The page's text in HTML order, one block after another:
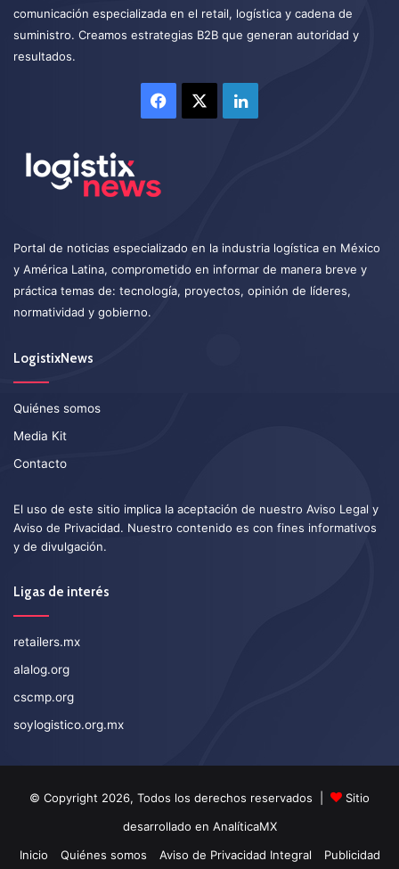
comunicación especializada en el retail, logística y cadena de
suministro. Creamos estrategias B2B que generan autoridad y
resultados.
Facebook LinkedIn
Portal de noticias especializado en la industria logística en México
y América Latina, comprometido en informar de manera breve y
práctica temas de: tecnología, proyectos, opinión de líderes,
normatividad y gobierno.
LogistixNews
Quiénes somos
Media Kit
Contacto
El uso de este sitio implica la aceptación de nuestro Aviso Legal y
Aviso de Privacidad. Nuestro contenido es con fines informativos
y de divulgación.
Ligas de interés
retailers.mx
alalog.org
cscmp.org
soylogistico.org.mx
© Copyright 2026, Todos los derechos reservados |
Sitio
desarrollado en AnalíticaMX
Inicio
Quiénes somos Aviso de Privacidad Integral Publicidad